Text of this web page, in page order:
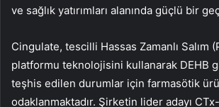
ve sağlık yatırımları alanında güçlü bir
Cingulate, tescilli Hassas Zamanlı Salım
platformu teknolojisini kullanarak DEHB
teşhis edilen durumlar için farmasötik
odaklanmaktadır. Şirketin lider adayı